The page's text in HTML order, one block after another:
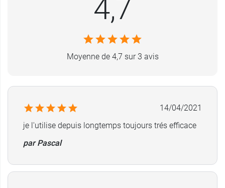
4,7
Moyenne de 4,7 sur 3 avis
14/04/2021
je l'utilise depuis longtemps toujours trés efficace
par Pascal